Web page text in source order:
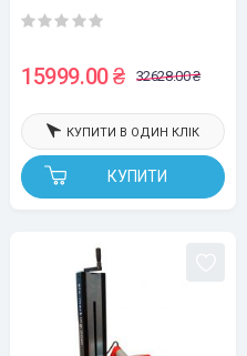
15999.00 ₴ 32628.00 ₴
КУПИТИ
КУПИТИ В ОДИН КЛІК